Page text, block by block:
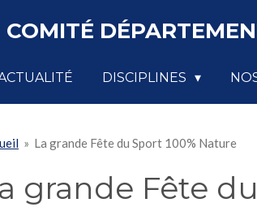
COMITÉ
DISCIPLINES
» La grande Fête du Sport 100% Nature
grande Fête